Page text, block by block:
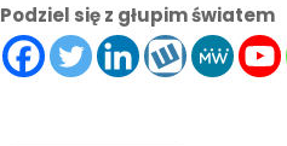
Podziel się z głupim światem